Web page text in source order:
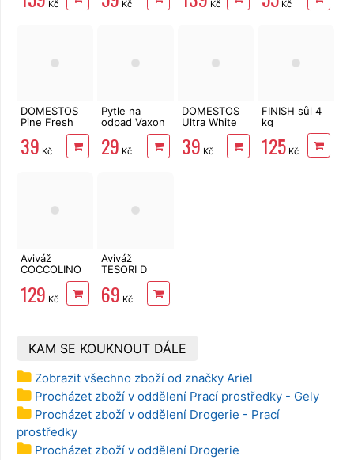
Kč
144 m
Kč
3vrstvý 24
Kč
3vrstvé, 2
Kč
DOMESTOS
Pine Fresh
39 Kč
Pytle na
odpad Vaxon
60l, 20ks,
15µm, s uchy,
fialové
29 Kč
DOMESTOS
Ultra White
39 Kč
FINISH sůl 4
kg
125 Kč
Aviváž
COCCOLINO
Primavera 3 l
129 Kč
Aviváž
TESORI D
´ORIENTE
Ayurveda 760
ml 38 PD
69 Kč
KAM SE KOUKNOUT DÁLE
Zobrazit všechno zboží od značky Ariel
Procházet zboží v oddělení Prací prostředky - Gely
Procházet zboží v oddělení Drogerie - Prací
prostředky
Procházet zboží v oddělení Drogerie